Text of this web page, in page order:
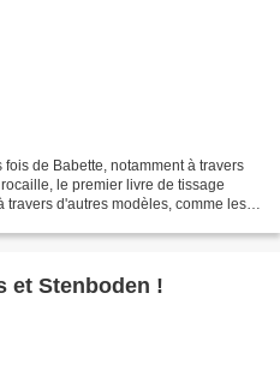
de Babette, notamment à travers
le premier livre de tissage
d'autres modèles, comme les
et Stenboden !